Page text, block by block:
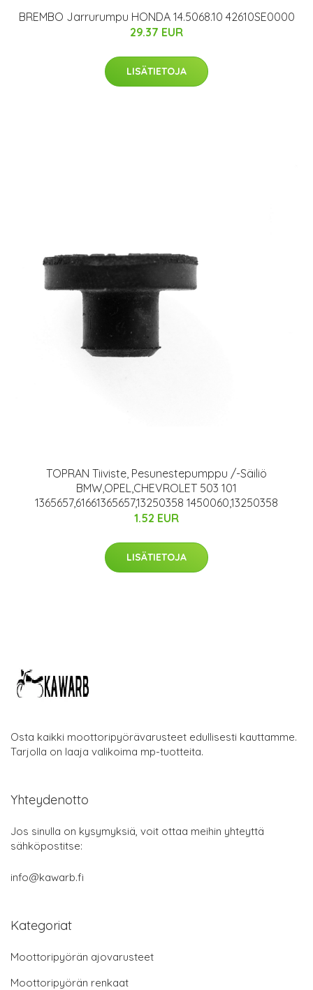
BREMBO Jarrurumpu HONDA 14.5068.10 42610SE0000
29.37 EUR
LISÄTIETOJA
TOPRAN Tiiviste, Pesunestepumppu /-Säiliö
BMW,OPEL,CHEVROLET 503 101
1365657,61661365657,13250358 1450060,13250358
1.52 EUR
LISÄTIETOJA
Osta kaikki moottoripyörävarusteet edullisesti kauttamme.
Tarjolla on laaja valikoima mp-tuotteita.
Yhteydenotto
Jos sinulla on kysymyksiä, voit ottaa meihin yhteyttä
sähköpostitse:
info@kawarb.fi
Kategoriat
Moottoripyörän ajovarusteet
Moottoripyörän renkaat